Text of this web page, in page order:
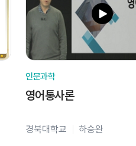
인문과학
영어통사론
경북대학교 하승완